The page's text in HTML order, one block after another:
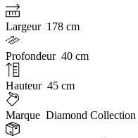
Largeur 178 cm
Profondeur 40 cm
Hauteur 45 cm
Marque Diamond Collection